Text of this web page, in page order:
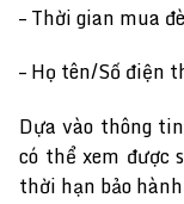
– Thời gian mua
– Họ tên/Số điện
Dựa vào thông
có thể xem được
thời hạn bảo